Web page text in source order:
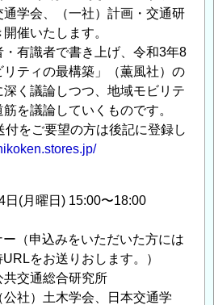
学会、（一社）計画・交通研
催いたします。
有識者で書き上げ、令和3年8
リティの最構築」（薫風社）の
く議論しつつ、地域モビリテ
を議論していくものです。
をご要望の方は後記に登録し
日(月曜日) 15:00〜18:00
（申込みをいただいた方には
をお送りおします。）
交通総合研究所
社）土木学会、日本交通学